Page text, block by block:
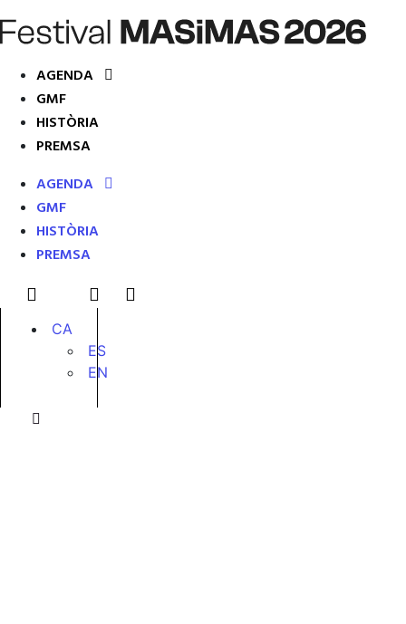
AGENDA
GMF
HISTÒRIA
PREMSA
AGENDA
GMF
HISTÒRIA
PREMSA
CA
ES
EN